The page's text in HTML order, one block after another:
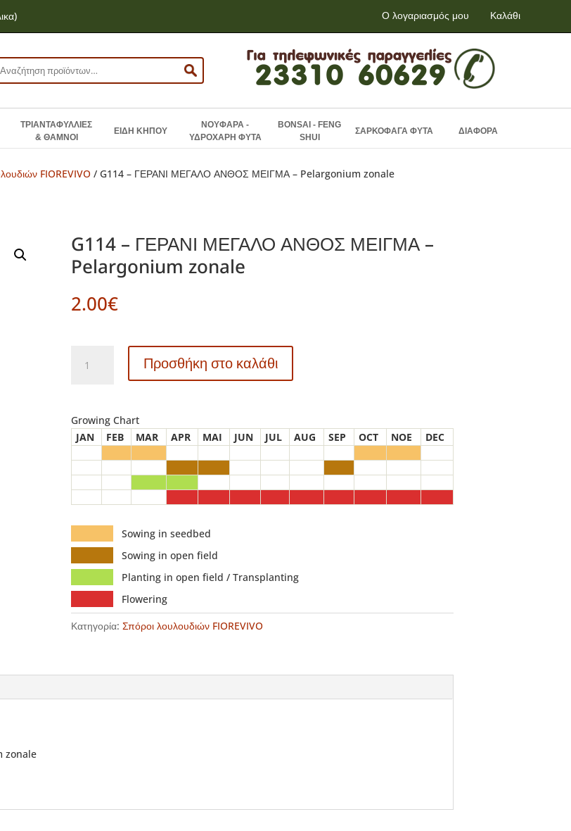
) Ο λογαριασμός μου Καλάθι
ΤΡΙΑΝΤΑΦΥΛΛΙΕΣ
& ΘΑΜΝΟΙ
ΕΙΔΗ ΚΗΠΟΥ
ΝΟΥΦΑΡΑ -
ΥΔΡΟΧΑΡΗ ΦΥΤΑ
BONSAI - FENG
SHUI
ΣΑΡΚΟΦΑΓΑ ΦΥΤΑ ΔΙΑΦΟΡΑ
FIOREVIVO / G114 – ΓΕΡΑΝΙ ΜΕΓΑΛΟ ΑΝΘΟΣ ΜΕΙΓΜΑ – Pelargonium zonale
G114 – ΓΕΡΑΝΙ ΜΕΓΑΛΟ ΑΝΘΟΣ ΜΕΙΓΜΑ –
Pelargonium zonale
2.00€
ΑΝΘΟΣ
ΜΕΙΓΜΑ
Προσθήκη στο καλάθι
Growing Chart
JAN
FEB MAR APR MAI JUN JUL AUG SEP OCT NOE DEC
Sowing in seedbed
Sowing in open field
Planting in open field / Transplanting
Flowering
Κατηγορία:Σπόροι λουλουδιών FIOREVIVO
zonale